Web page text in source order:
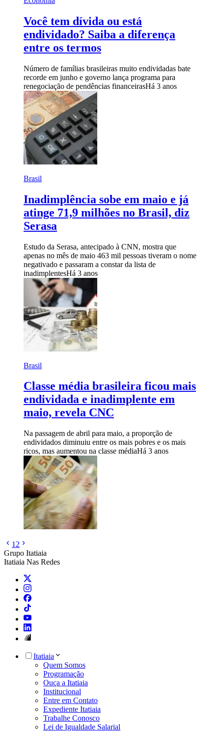
Você tem dívida ou está
endividado? Saiba a diferença
entre os termos
Número de famílias brasileiras muito endividadas bate
recorde em junho e governo lança programa para
renegociação de pendências financeirasHá 3 anos
Brasil
Inadimplência sobe em maio e já
atinge 71,9 milhões no Brasil, diz
Serasa
Estudo da Serasa, antecipado à CNN, mostra que
apenas no mês de maio 463 mil pessoas tiveram o nome
negativado e passaram a constar da lista de
inadimplentesHá 3 anos
Brasil
Classe média brasileira ficou mais
endividada e inadimplente em
maio, revela CNC
Na passagem de abril para maio, a proporção de
endividados diminuiu entre os mais pobres e os mais
ricos, mas aumentou na classe médiaHá 3 anos
1 2
Grupo Itatiaia
Itatiaia Nas Redes
Itatiaia
Quem Somos
Programação
Ouça a Itatiaia
Institucional
Entre em Contato
Expediente Itatiaia
Trabalhe Conosco
Lei de Igualdade Salarial